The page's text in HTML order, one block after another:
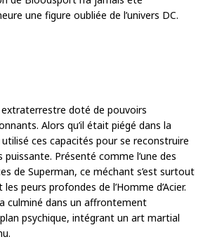
une figure oubliée de l’univers DC.
doté de pouvoirs
Alors qu’il était piégé dans la
ces capacités pour se reconstruire
Présenté comme l’une des
de Superman, ce méchant s’est surtout
peurs profondes de l’Homme d’Acier.
culminé dans un affrontement
psychique, intégrant un art martial